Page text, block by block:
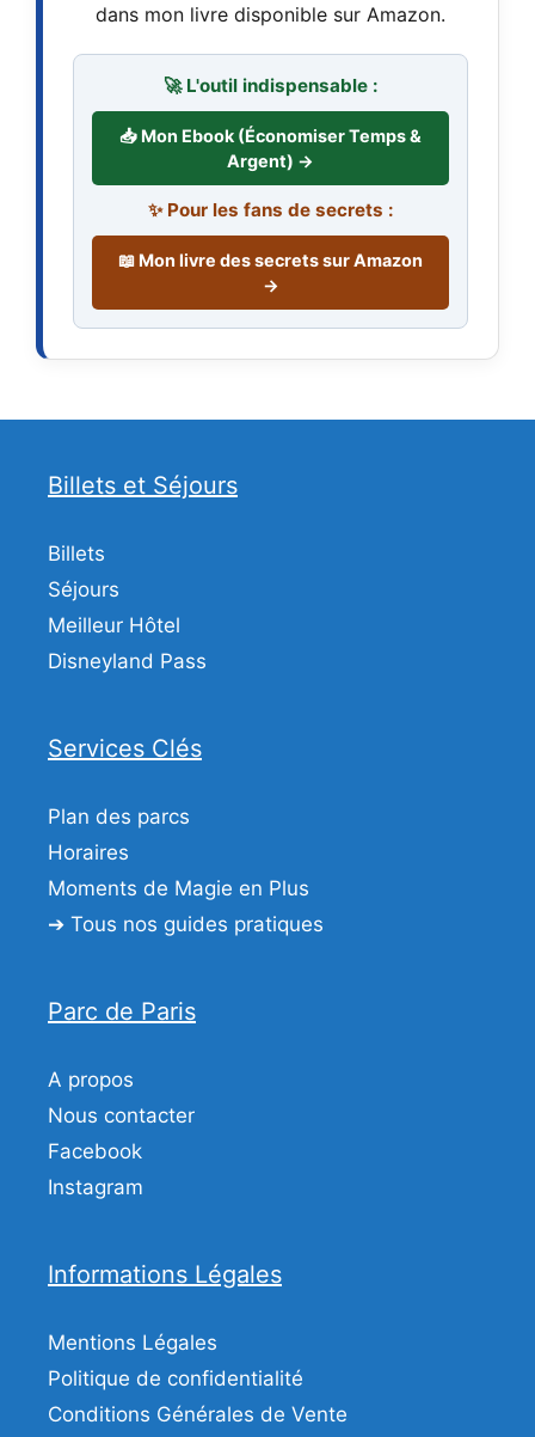
dans mon livre disponible sur Amazon.
🚀 L'outil indispensable :
📥 Mon Ebook (Économiser Temps &
Argent) →
✨ Pour les fans de secrets :
📖 Mon livre des secrets sur Amazon
→
Billets et Séjours
Billets
Séjours
Meilleur Hôtel
Disneyland Pass
Services Clés
Plan des parcs
Horaires
Moments de Magie en Plus
➔ Tous nos guides pratiques
Parc de Paris
A propos
Nous contacter
Facebook
Instagram
Informations Légales
Mentions Légales
Politique de confidentialité
Conditions Générales de Vente